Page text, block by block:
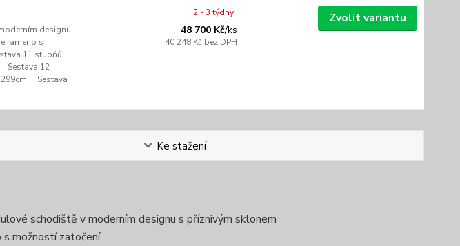
designu
rameno s
11 stupňů
Sestava 12
299cm Sestava
48 700 Kč/ks
40 248 Kč bez DPH
2 - 3 týdny Zvolit variantu
Ke stažení
schodiště v moderním designu s příznivým sklonem
s možností zatočení